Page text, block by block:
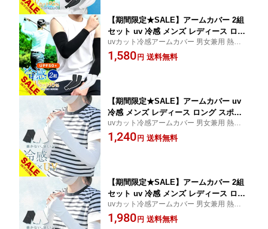
【期間限定★SALE】アームカバー 2組
セット uv 冷感 メンズ レディース ロン
グ スポーツ 日焼け対策 アウトドア 涼
しい 運転 おしゃれ クール キッズ 子供
uvカット冷感アームカバー 男女兼用 熱中症
対策 グッズとしてスポーツ ゴルフ アウト
ドア 日焼け対策におすすめ サイクリング
1,580円 送料無料
【期間限定★SALE】アームカバー uv
冷感 メンズ レディース ロング スポー
ツ 日焼け対策 アウトドア 涼しい 運転
おしゃれ クール キッズ 子供 接触冷感
uvカット冷感アームカバー 男女兼用 熱中症
対策 グッズとしてスポーツ アウトドア 日
焼け対策におすすめ 釣り レジャー
1,240円 送料無料
【期間限定★SALE】アームカバー 2組
セット uv 冷感 メンズ レディース ロン
グ スポーツ 日焼け対策 アウトドア 涼
しい 運転 おしゃれ クール キッズ 子供
uvカット冷感アームカバー 男女兼用 熱中症
対策 グッズとしてスポーツ アウトドア 日
焼け対策におすすめ サイクリング
1,980円 送料無料